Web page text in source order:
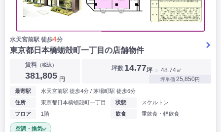
水天宮前駅 徒歩4分
東京都日本橋蛎殻町一丁目の店舗物件
賃料（税込）
381,805 円
坪数 14.77坪 ＝ 48.74㎡
坪単価 25,850円
最寄駅
水天宮前駅 徒歩4分 / 茅場町駅 徒歩6分
住所
東京都日本橋蛎殻町一丁目
フロア
1階
状態
スケルトン
飲食
重飲食・軽飲食
空調・換気